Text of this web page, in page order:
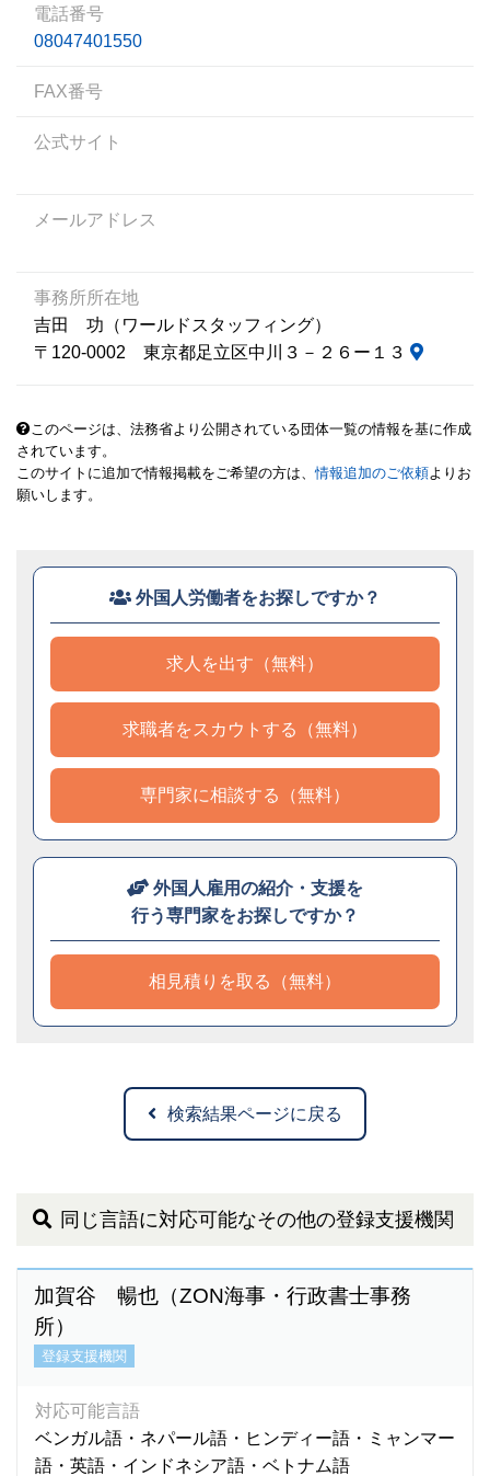
電話番号
08047401550
FAX番号
公式サイト
メールアドレス
事務所所在地
吉田 功（ワールドスタッフィング）
〒120-0002 東京都足立区中川３－２６ー１３
このページは、法務省より公開されている団体一覧の情報を基に作成
されています。
このサイトに追加で情報掲載をご希望の方は、情報追加のご依頼よりお
願いします。
外国人労働者をお探しですか？
求人を出す（無料）
求職者をスカウトする（無料）
専門家に相談する（無料）
外国人雇用の紹介・支援を
行う専門家をお探しですか？
相見積りを取る（無料）
検索結果ページに戻る
同じ言語に対応可能なその他の登録支援機関
加賀谷 暢也（ZON海事・行政書士事務
所）
登録支援機関
対応可能言語
ベンガル語・ネパール語・ヒンディー語・ミャンマー
語・英語・インドネシア語・ベトナム語